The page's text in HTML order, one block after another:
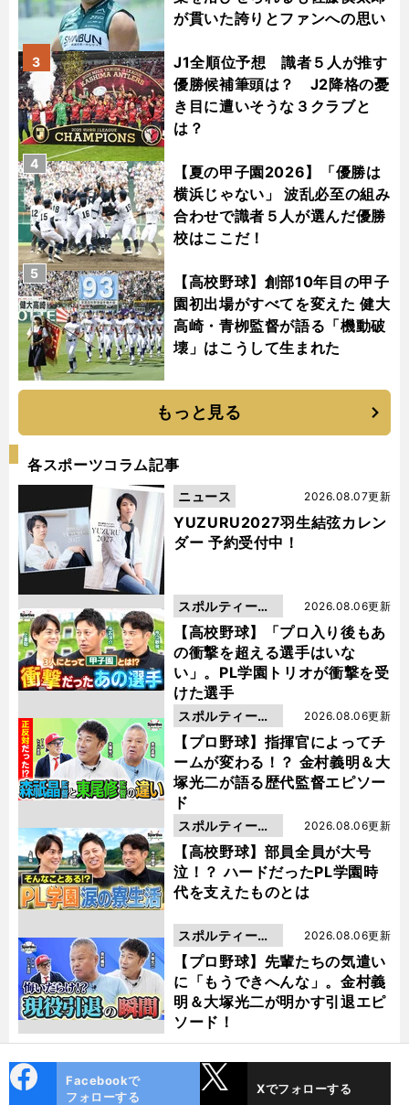
が貫いた誇りとファンへの思い
J1全順位予想 識者５人が推す
優勝候補筆頭は？ J2降格の憂
き目に遭いそうな３クラブと
は？
3
【夏の甲子園2026】「優勝は
横浜じゃない」 波乱必至の組み
合わせで識者５人が選んだ優勝
校はここだ！
4
【高校野球】創部10年目の甲子
園初出場がすべてを変えた 健大
高崎・青栁監督が語る「機動破
壊」はこうして生まれた
5
もっと見る
各スポーツコラム記事
YUZURU2027羽生結弦カレン
ダー 予約受付中！
2026.08.07更新
ニュース
【高校野球】「プロ入り後もあ
の衝撃を超える選手はいな
い」。PL学園トリオが衝撃を受
けた選手
2026.08.06更新
スポルティーバ
動画
【プロ野球】指揮官によってチ
ームが変わる！？ 金村義明＆大
塚光二が語る歴代監督エピソー
ド
2026.08.06更新
スポルティーバ
動画
【高校野球】部員全員が大号
泣！？ ハードだったPL学園時
代を支えたものとは
2026.08.06更新
スポルティーバ
動画
【プロ野球】先輩たちの気遣い
に「もうできへんな」。金村義
明＆大塚光二が明かす引退エピ
ソード！
2026.08.06更新
スポルティーバ
動画
ok
Facebookで
フォローする
Xでフォローする